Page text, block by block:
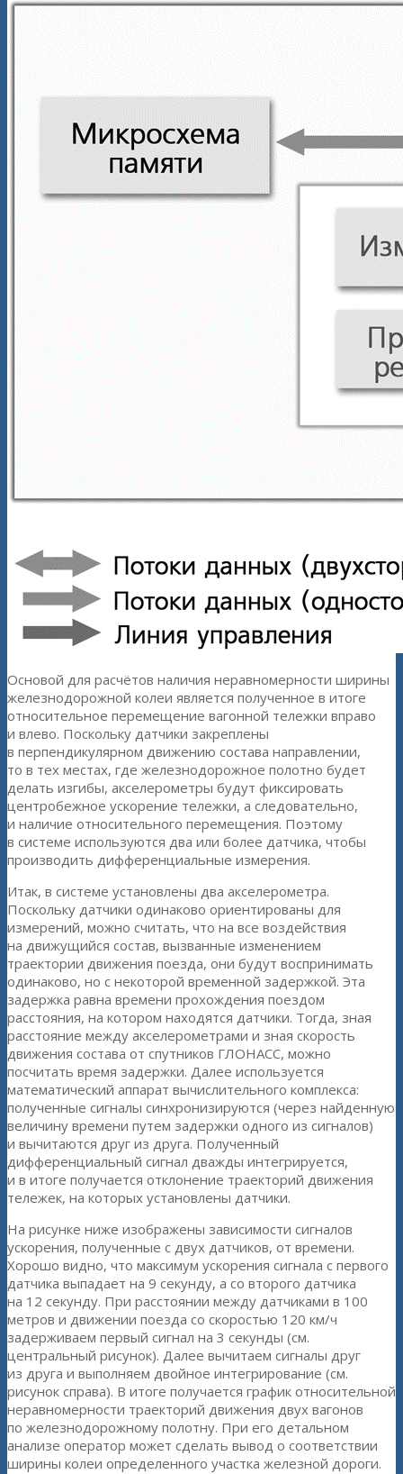
Основой для расчётов наличия неравномерности ширины
железнодорожной колеи является полученное в итоге
относительное перемещение вагонной тележки вправо
и влево. Поскольку датчики закреплены
в перпендикулярном движению состава направлении,
то в тех местах, где железнодорожное полотно будет
делать изгибы, акселерометры будут фиксировать
центробежное ускорение тележки, а следовательно,
и наличие относительного перемещения. Поэтому
в системе используются два или более датчика, чтобы
производить дифференциальные измерения.
Итак, в системе установлены два акселерометра.
Поскольку датчики одинаково ориентированы для
измерений, можно считать, что на все воздействия
на движущийся состав, вызванные изменением
траектории движения поезда, они будут воспринимать
одинаково, но с некоторой временной задержкой. Эта
задержка равна времени прохождения поездом
расстояния, на котором находятся датчики. Тогда, зная
расстояние между акселерометрами и зная скорость
движения состава от спутников ГЛОНАСС, можно
посчитать время задержки. Далее используется
математический аппарат вычислительного комплекса:
полученные сигналы синхронизируются (через найденную
величину времени путем задержки одного из сигналов)
и вычитаются друг из друга. Полученный
дифференциальный сигнал дважды интегрируется,
и в итоге получается отклонение траекторий движения
тележек, на которых установлены датчики.
На рисунке ниже изображены зависимости сигналов
ускорения, полученные с двух датчиков, от времени.
Хорошо видно, что максимум ускорения сигнала с первого
датчика выпадает на 9 секунду, а со второго датчика
на 12 секунду. При расстоянии между датчиками в 100
метров и движении поезда со скоростью 120 км/ч
задерживаем первый сигнал на 3 секунды (см.
центральный рисунок). Далее вычитаем сигналы друг
из друга и выполняем двойное интегрирование (см.
рисунок справа). В итоге получается график относительной
неравномерности траекторий движения двух вагонов
по железнодорожному полотну. При его детальном
анализе оператор может сделать вывод о соответствии
ширины колеи определенного участка железной дороги.